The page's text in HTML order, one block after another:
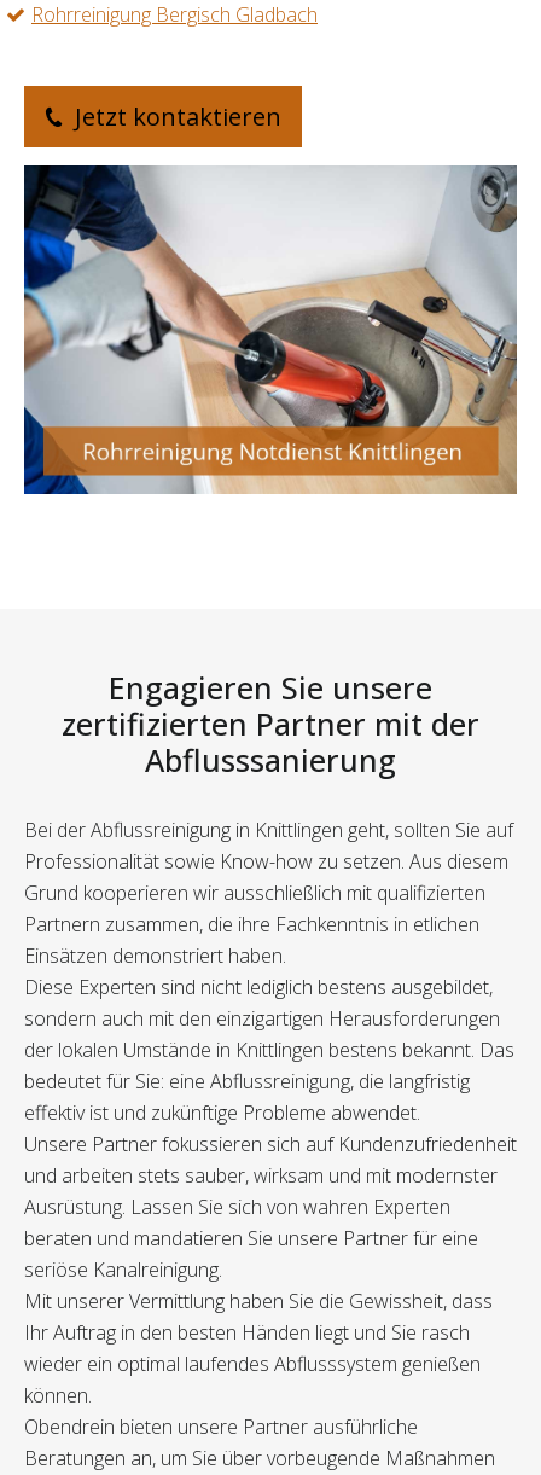
Rohrreinigung Bergisch Gladbach
Jetzt kontaktieren
Engagieren Sie unsere
zertifizierten Partner mit der
Abflusssanierung
Bei der Abflussreinigung in Knittlingen geht, sollten Sie auf
Professionalität sowie Know-how zu setzen. Aus diesem
Grund kooperieren wir ausschließlich mit qualifizierten
Partnern zusammen, die ihre Fachkenntnis in etlichen
Einsätzen demonstriert haben.
Diese Experten sind nicht lediglich bestens ausgebildet,
sondern auch mit den einzigartigen Herausforderungen
der lokalen Umstände in Knittlingen bestens bekannt. Das
bedeutet für Sie: eine Abflussreinigung, die langfristig
effektiv ist und zukünftige Probleme abwendet.
Unsere Partner fokussieren sich auf Kundenzufriedenheit
und arbeiten stets sauber, wirksam und mit modernster
Ausrüstung. Lassen Sie sich von wahren Experten
beraten und mandatieren Sie unsere Partner für eine
seriöse Kanalreinigung.
Mit unserer Vermittlung haben Sie die Gewissheit, dass
Ihr Auftrag in den besten Händen liegt und Sie rasch
wieder ein optimal laufendes Abflusssystem genießen
können.
Obendrein bieten unsere Partner ausführliche
Beratungen an, um Sie über vorbeugende Maßnahmen